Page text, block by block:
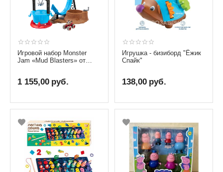
Игровой набор Monster
Jam «Mud Blasters» от
1 155,00 руб.
Игрушка - бизиборд "Ёжик
Спайк"
138,00 руб.